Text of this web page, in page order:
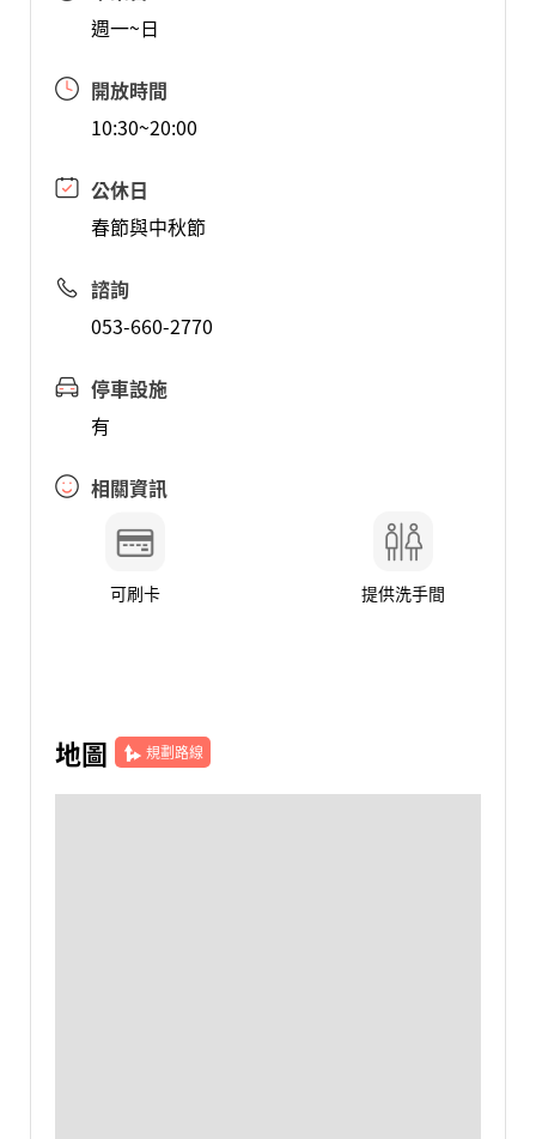
週一~日
開放時間
10:30~20:00
公休日
春節與中秋節
諮詢
053-660-2770
停車設施
有
相關資訊
可刷卡 提供洗手間
地圖 規劃路線